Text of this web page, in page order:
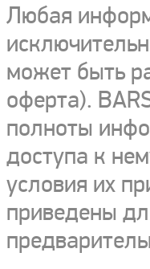
Любая
может быть
оферта).
полноты
доступа к
условия их
приведены